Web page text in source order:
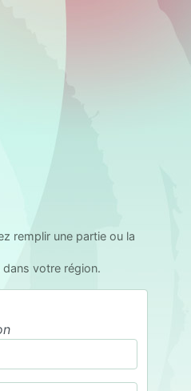
remplir une partie ou la
votre région.